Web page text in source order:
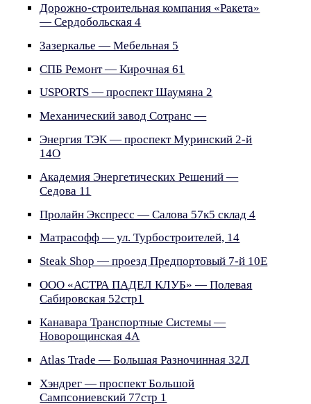
Дорожно-строительная компания «Ракета»
— Сердобольская 4
Зазеркалье — Мебельная 5
СПБ Ремонт — Кирочная 61
USPORTS — проспект Шаумяна 2
Механический завод Сотранс —
Энергия ТЭК — проспект Муринский 2-й
14О
Академия Энергетических Решений —
Седова 11
Пролайн Экспресс — Салова 57к5 склад 4
Матрасофф — ул. Турбостроителей, 14
Steak Shop — проезд Предпортовый 7-й 10Е
ООО «АСТРА ПАДЕЛ КЛУБ» — Полевая
Сабировская 52стр1
Канавара Транспортные Системы —
Новорощинская 4А
Atlas Trade — Большая Разночинная 32Л
Хэндрег — проспект Большой
Сампсониевский 77стр 1